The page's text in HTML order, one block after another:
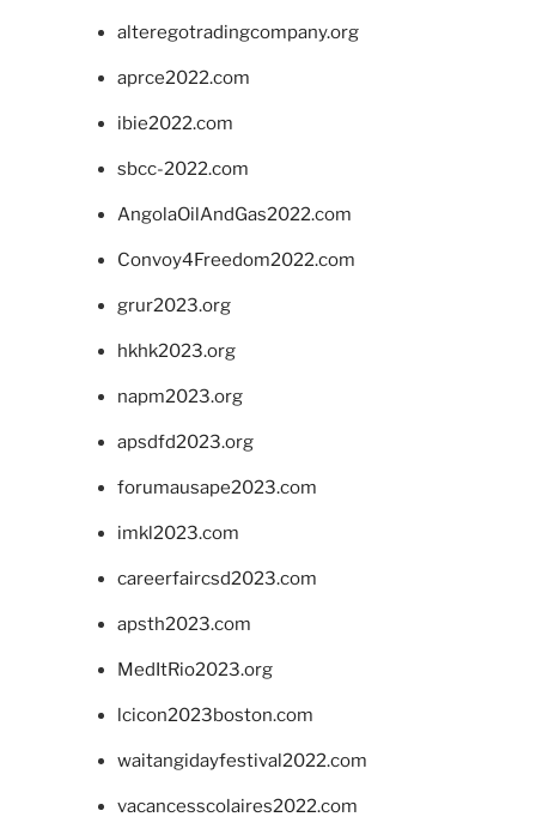
alteregotradingcompany.org
aprce2022.com
ibie2022.com
sbcc-2022.com
AngolaOilAndGas2022.com
Convoy4Freedom2022.com
grur2023.org
hkhk2023.org
napm2023.org
apsdfd2023.org
forumausape2023.com
imkl2023.com
careerfaircsd2023.com
apsth2023.com
MedItRio2023.org
lcicon2023boston.com
waitangidayfestival2022.com
vacancesscolaires2022.com